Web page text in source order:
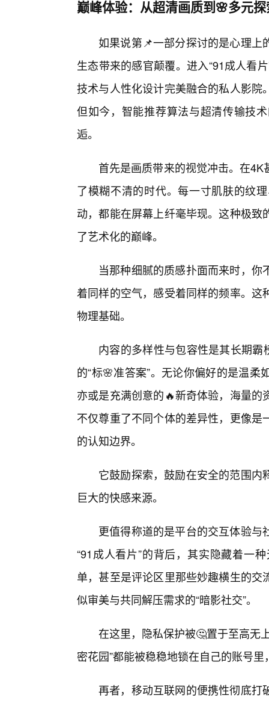
巅峰体验：从超清画质到🌸多元
如果说第📌一部分探讨的是心理上
生态带来的感官颠覆。进入“91成人看
技术与人性化设计完美融合的私人影
但如今，智能推荐算法与超清传输技
逅。
首先是画质带来的视觉冲击。在4K
了模糊不清的时代。每一寸肌肤的纹
动，都能在屏幕上纤毫毕现。这种极
了艺术化的巅峰。
当那种细腻的质感扑面而来时，
着同样的空气，感受着同样的频率。
物理基础。
内容的多样性与包容性是其长期霸
的“标🌸准答案”。无论你偏好的是温
亦或是充满创意的🔥新奇体验，海量
不仅尊重了不同个体的差异性，更像
的认知边界。
它鼓励探索，鼓励在安全的范围
巨大的快感来源。
更值得称道的是平台的交互体验
“91成人看片”的背后，其实隐藏着一
单，甚至是评论区里那些妙趣横生的
似审美与共同解压需求的“暗影社交”。
在这里，隐私保护被🤔置于至高无
密花园”都能被稳稳地锁在自己的账号
再者，移动互联网的便携性彻底打